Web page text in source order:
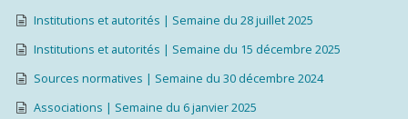
Institutions et autorités | Semaine du 28 juillet 2025
Institutions et autorités | Semaine du 15 décembre 2025
Sources normatives | Semaine du 30 décembre 2024
Associations | Semaine du 6 janvier 2025